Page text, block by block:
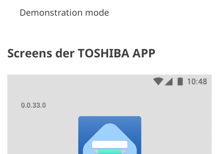
Demonstration mode
Screens der TOSHIBA APP